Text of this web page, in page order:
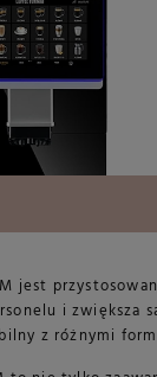
jest
i zwiększa
z różnymi